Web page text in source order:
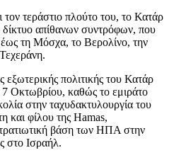
τον τεράστιο πλούτο του, το Κατάρ
δίκτυο απίθανων συντρόφων, που
έως τη Μόσχα, το Βερολίνο, την
εξωτερικής πολιτικής του Κατάρ
7 Οκτωβρίου, καθώς το εμιράτο
στην ταχυδακτυλουργία του
και φίλου της Hamas,
βάση των ΗΠΑ στην
στο Ισραήλ.